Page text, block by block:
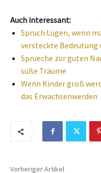
Auch interessant:
Spruch Lügen, wenn
versteckte Bedeutung
Sprueche zur guten
süße Träume
Wenn Kinder groß
das Erwachsenwerden
Vorheriger Artikel